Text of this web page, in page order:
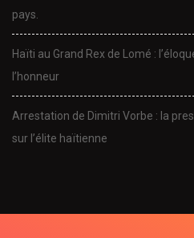
pays.
Haïti au Grand Rex de Lomé :
l’honneur
Arrestation de Dimitri Vorbe : la
sur l’élite haïtienne